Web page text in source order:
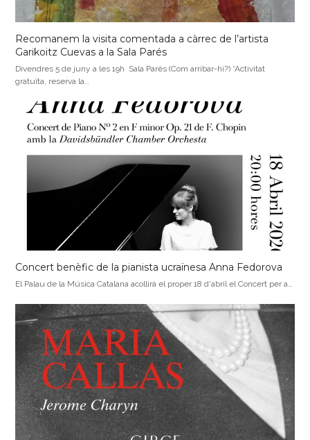
Recomanem la visita comentada a càrrec de l’artista
Garikoitz Cuevas a la Sala Parés
Divendres 5 de juny a les 19h Sala Parés (Com arribar-hi?) *Activitat
gratuïta, reserva la…
Concert benèfic de la pianista ucraïnesa Anna Fedorova
El Palau de la Música Catalana acollirà el proper 18 d'abril el Concert per a…